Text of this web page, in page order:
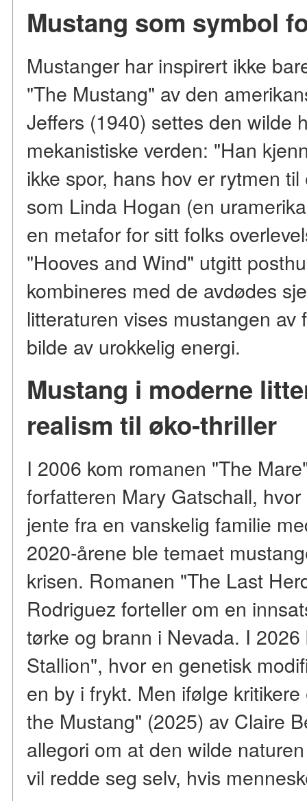
Mustang som symbol
Mustanger har inspirert ikke
"The Mustang" av den
Jeffers (1940) settes den wilde
mekanistiske verden: "Han
ikke spor, hans hov er rytmen
som Linda Hogan (en
en metafor for sitt folks
"Hooves and Wind" utgitt
kombineres med de avdødes
litteraturen vises mustangen
bilde av urokkelig energi.
Mustang i moderne
realism til øko-thriller
I 2006 kom romanen "The
forfatteren Mary Gatschall,
jente fra en vanskelig familie
2020-årene ble temaet
krisen. Romanen "The Last
Rodriguez forteller om en
tørke og brann i Nevada. I
Stallion", hvor en genetisk
en by i frykt. Men ifølge
the Mustang" (2025) av Claire
allegori om at den wilde
vil redde seg selv, hvis